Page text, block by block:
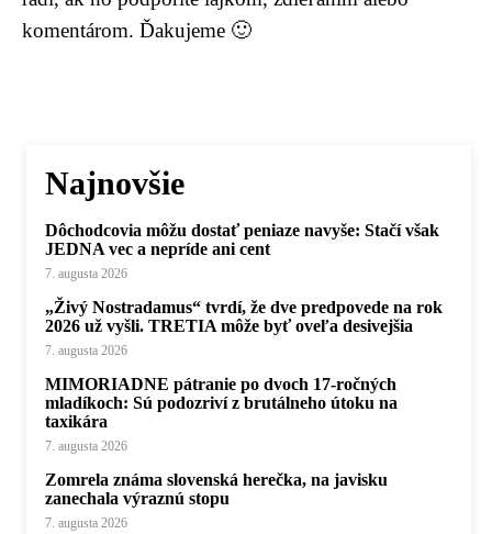
komentárom. Ďakujeme 🙂
Najnovšie
Dôchodcovia môžu dostať peniaze navyše: Stačí však
JEDNA vec a nepríde ani cent
7. augusta 2026
„Živý Nostradamus“ tvrdí, že dve predpovede na rok
2026 už vyšli. TRETIA môže byť oveľa desivejšia
7. augusta 2026
MIMORIADNE pátranie po dvoch 17-ročných
mladíkoch: Sú podozriví z brutálneho útoku na
taxikára
7. augusta 2026
Zomrela známa slovenská herečka, na javisku
zanechala výraznú stopu
7. augusta 2026